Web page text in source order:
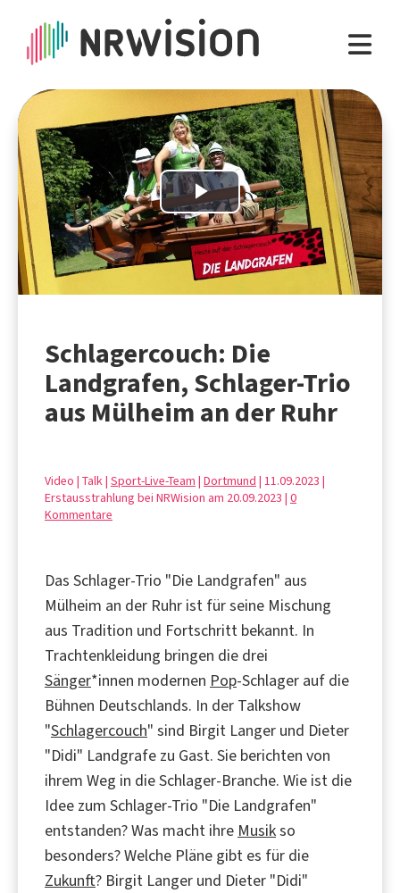
Play
Video
Schlagercouch: Die
Landgrafen, Schlager-Trio
aus Mülheim an der Ruhr
Video | Talk | Sport-Live-Team | Dortmund | 11.09.2023 |
Erstausstrahlung bei NRWision am 20.09.2023 | 0
Kommentare
Das Schlager-Trio "Die Landgrafen" aus
Mülheim an der Ruhr ist für seine Mischung
aus Tradition und Fortschritt bekannt. In
Trachtenkleidung bringen die drei
Sänger*innen modernen Pop-Schlager auf die
Bühnen Deutschlands. In der Talkshow
"Schlagercouch" sind Birgit Langer und Dieter
"Didi" Landgrafe zu Gast. Sie berichten von
ihrem Weg in die Schlager-Branche. Wie ist die
Idee zum Schlager-Trio "Die Landgrafen"
entstanden? Was macht ihre Musikso
besonders? Welche Pläne gibt es für die
Zukunft? Birgit Langer und Dieter "Didi"